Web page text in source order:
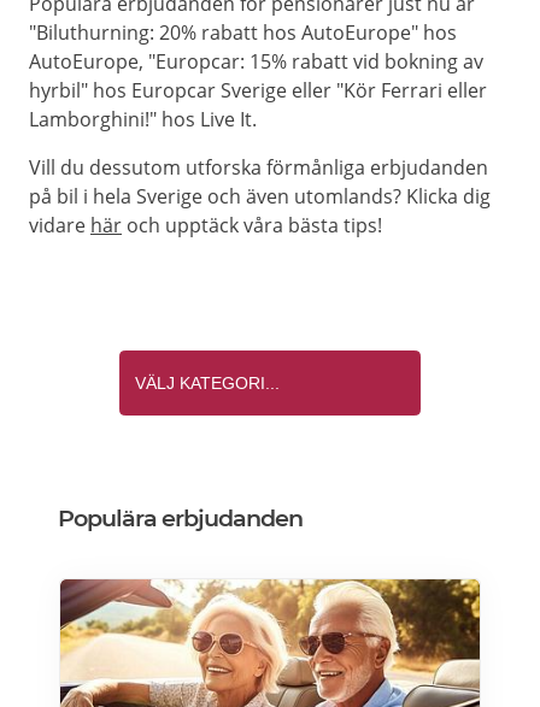
"Biluthurning: 20% rabatt hos AutoEurope" hos
AutoEurope, "Europcar: 15% rabatt vid bokning av
hyrbil" hos Europcar Sverige eller "Kör Ferrari eller
Lamborghini!" hos Live It.
Vill du dessutom utforska förmånliga erbjudanden
på bil i hela Sverige och även utomlands? Klicka dig
vidare här och upptäck våra bästa tips!
Populära erbjudanden